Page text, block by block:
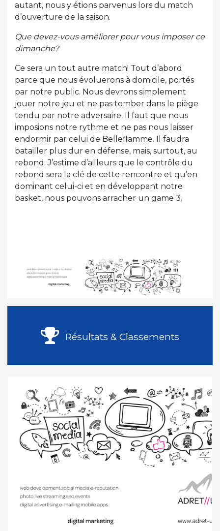
autant, nous y étions parvenus lors du match
d’ouverture de la saison.
Que devez-vous améliorer pour vous imposer ce
dimanche?
Ce sera un tout autre match! Tout d’abord
parce que nous évoluerons à domicile, portés
par notre public. Nous devrons simplement
jouer notre jeu et ne pas tomber dans le piège
tendu par notre adversaire. Il faut que nous
imposions notre rythme et ne pas nous laisser
endormir par celui de Belleflamme. Il faudra
batailler plus dur en défense, mais, surtout, au
rebond. J’estime d’ailleurs que le contrôle du
rebond sera la clé de cette rencontre et qu’en
dominant celui-ci et en développant notre
basket, nous pouvons arracher un game 3.
Résultats & Classements